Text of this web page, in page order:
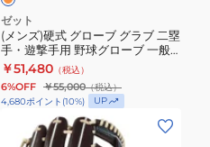
ー
バ
ル
エ
リ
グ
ラ
ブ
二
塁
ゼット
(メンズ)硬式 グローブ グラブ 二塁
手・遊撃手用 野球グローブ 一般
プロステイタス BPROG566-
5800
￥51,480 （税込）
6%OFF ￥55,000（税込）
4,680ポイント (10%) UP